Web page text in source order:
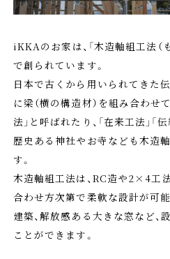
iKKAのお家は、「木造軸組工法（
で創られています。
日本で古くから用いられてきた伝
に梁（横の構造材）を組み合わせ
法」と呼ばれたり、「在来工法」「
歴史ある神社やお寺なども木造
す。
木造軸組工法は、RC造や2×4工
合わせ方次第で柔軟な設計が可
建築、解放感ある大きな窓など
ことができます。